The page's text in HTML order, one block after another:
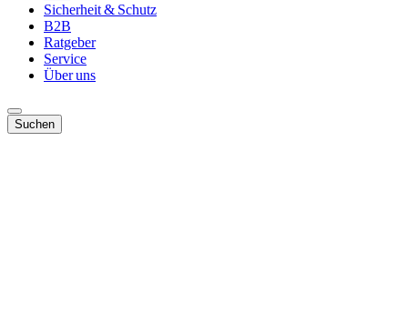
Sicherheit & Schutz
B2B
Ratgeber
Service
Über uns
Suchen